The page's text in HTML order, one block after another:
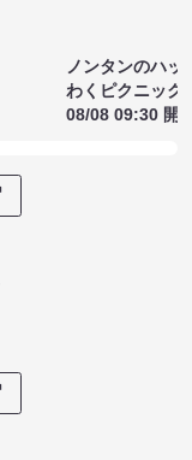
ノンタンのハッ
わくピクニック
08/08 09:30 開